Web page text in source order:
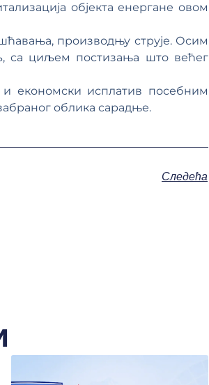
објекта енергане овом
производњу струје. Осим
са циљем постизања што већег
и економски исплатив посебним
облика сарадње.
Следећа